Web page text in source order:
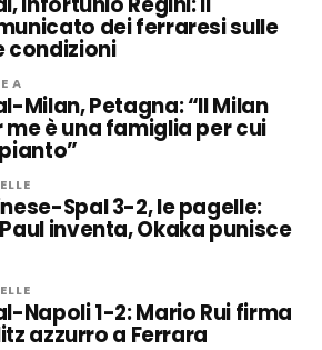
dei ferraresi sulle
condizioni
A
Milan, Petagna: “Il Milan
me è una famiglia per cui
Spal 3-2, le pagelle:
inventa, Okaka punisce
Napoli 1-2: Mario Rui firma
azzurro a Ferrara